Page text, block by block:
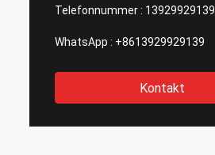
Telefonnummer : 13929929139
WhatsApp : +8613929929139
Kontakt